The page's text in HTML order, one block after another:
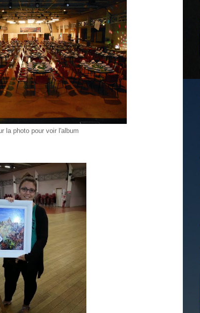
la photo pour voir l'album